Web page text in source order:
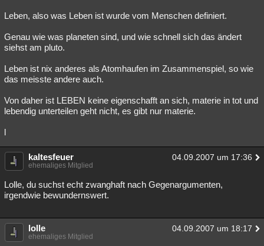
Leben, also was Leben ist wurde vom Menschen definiert.
Genau wie was planeten sind, und wie schnell sich das ändert
siehst am pluto.
Leben ist nix anderes als Atomhaufen im Zusammenspiel, so wie
das meisste andere auch.
Von daher ist LEBEN keine eigenschafft an sich, materie in tot und
lebendig unterteilen geht nicht, es gibt nur materie.
l
kaltesfeuer 04.09.2007 um 17:36
ehemaliges Mitglied
Lolle, du suchst echt zwanghaft nach Gegenargumenten,
irgendwie bewundernswert.
lolle 04.09.2007 um 18:17
ehemaliges Mitglied